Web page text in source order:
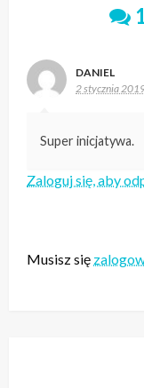
DANIEL
2 stycznia
Super inicjatywa.
Zaloguj się, aby
Musisz się